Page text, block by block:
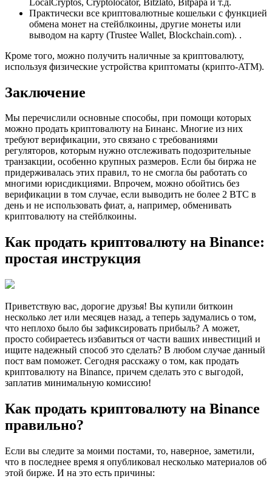
Практически все криптовалютные кошельки с функцией
обмена монет на стейблкоины, другие монеты или
выводом на карту (Trustee Wallet, Blockchain.com). .
Кроме того, можно получить наличные за криптовалюту,
используя физические устройства криптоматы (крипто-ATM).
Заключение
Мы перечислили основные способы, при помощи которых
можно продать криптовалюту на Бинанс. Многие из них
требуют верификации, это связано с требованиями
регуляторов, которым нужно отслеживать подозрительные
транзакции, особенно крупных размеров. Если бы биржа не
придерживалась этих правил, то не смогла бы работать со
многими юрисдикциями. Впрочем, можно обойтись без
верификации в том случае, если выводить не более 2 BTC в
день и не использовать фиат, а, например, обменивать
криптовалюту на стейблкоины.
Как продать криптовалюту на Binance:
простая инструкция
Приветствую вас, дорогие друзья! Вы купили биткоин
несколько лет или месяцев назад, а теперь задумались о том,
что неплохо было бы зафиксировать прибыль? А может,
просто собираетесь избавиться от части ваших инвестиций и
ищите надежный способ это сделать? В любом случае данный
пост вам поможет. Сегодня расскажу о том, как продать
криптовалюту на Binance, причем сделать это с выгодой,
заплатив минимальную комиссию!
Как продать криптовалюту на Binance
правильно?
Если вы следите за моими постами, то, наверное, заметили,
что в последнее время я опубликовал несколько материалов об
этой бирже. И на это есть причины: